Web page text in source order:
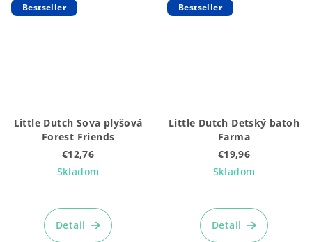
Bestseller
Little Dutch Sova plyšová
Forest Friends
€12,76
Skladom
Detail
Bestseller
Little Dutch Detský batoh
Farma
€19,96
Skladom
Detail